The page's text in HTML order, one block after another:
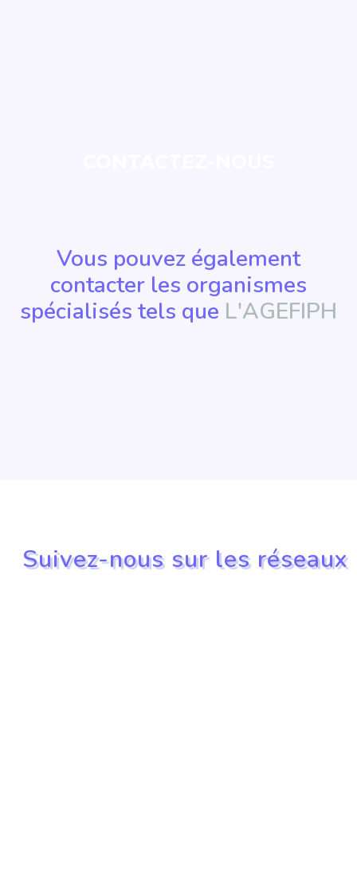
Vous pouvez également
contacter les organismes
spécialisés tels que L'AGEFIPH
Suivez-nous sur les réseaux